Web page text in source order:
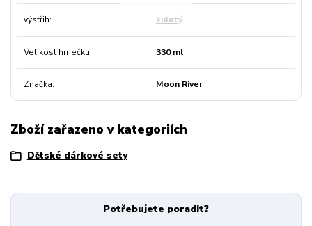
výstřih kulatý
Velikost hrnečku 330 ml
Značka Moon River
Zboží zařazeno v kategoriích
Dětské dárkové sety
Potřebujete poradit?